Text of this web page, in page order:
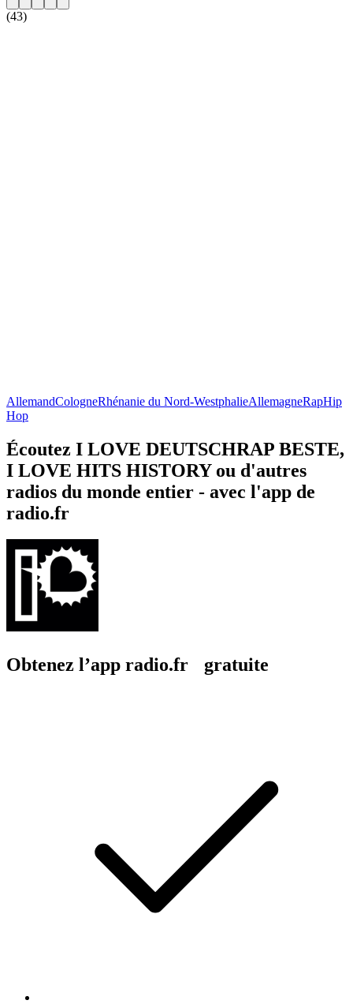
(43)
AllemandCologneRhénanie du Nord-WestphalieAllemagneRapHip
Hop
Écoutez I LOVE DEUTSCHRAP BESTE,
I LOVE HITS HISTORY ou d'autres
radios du monde entier - avec l'app de
radio.fr
Obtenez l’app radio.fr gratuite